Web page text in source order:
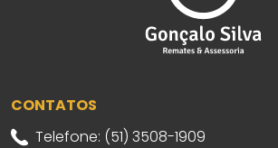
CONTATOS
Telefone: (51) 3508-1909